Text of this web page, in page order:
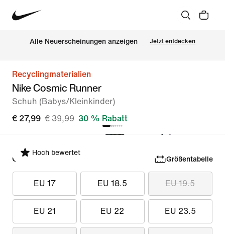
Alle Neuerscheinungen anzeigen Jetzt entdecken
Recyclingmaterialien
Nike Cosmic Runner
Schuh (Babys/Kleinkinder)
€ 27,99 € 39,99 30 % Rabatt
Hoch bewertet
Größe auswählen Größentabelle
EU 17 EU 18.5 EU 19.5
EU 21 EU 22 EU 23.5